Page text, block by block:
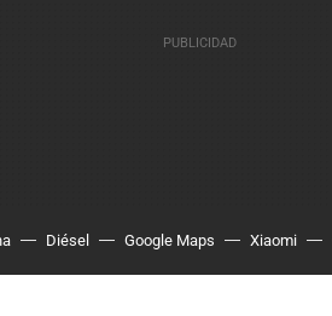
Diésel Google Maps Xiaomi